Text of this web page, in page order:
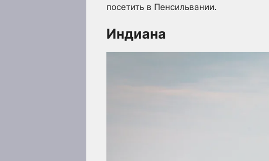
посетить в Пенсильвании.
Индиана